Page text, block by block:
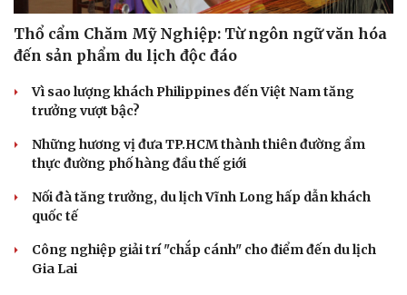
Sức khỏe
Dinh dưỡng - món ngon
Sản phụ khoa
Nhi khoa
Làm đẹp - giảm cân
Phòng mạch online
Đời sống
Nhà đẹp
Tình yêu - Gia đình
Thổ cẩm Chăm Mỹ Nghiệp: Từ ngôn ngữ văn hóa
đến sản phẩm du lịch độc đáo
Vì sao lượng khách Philippines đến Việt Nam tăng
trưởng vượt bậc?
Những hương vị đưa TP.HCM thành thiên đường ẩm
thực đường phố hàng đầu thế giới
Nối đà tăng trưởng, du lịch Vĩnh Long hấp dẫn khách
quốc tế
Công nghiệp giải trí "chắp cánh" cho điểm đến du lịch
Gia Lai